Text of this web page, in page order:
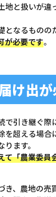
地と扱いが違
なるものの
が必要です。
け出
で引き継ぐ際
を超える場
ます。
て「農業委員
、農地の売